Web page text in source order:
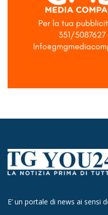
E’ un portale di news ai sensi